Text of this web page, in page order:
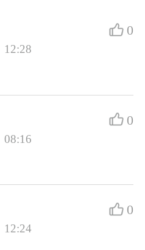
12:28
0
08:16
0
12:24
0